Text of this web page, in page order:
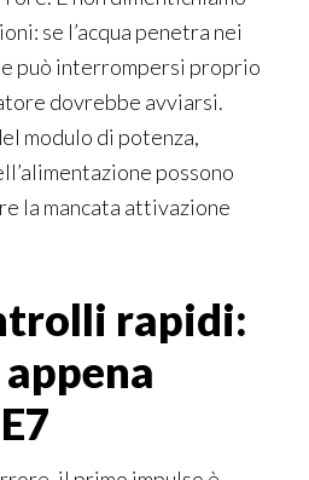
se l’acqua penetra nei
può interrompersi proprio
dovrebbe avviarsi.
modulo di potenza,
possono
la mancata attivazione
rapidi: